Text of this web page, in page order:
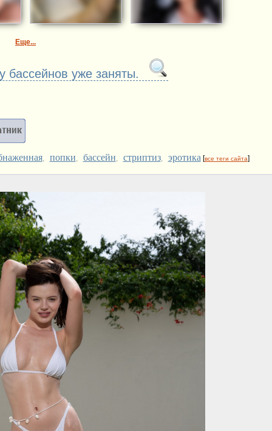
Еще...
бассейнов уже заняты.
, попки, бассейн, стриптиз, эротика[все теги сайта]